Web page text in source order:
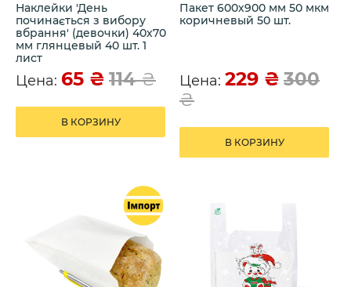
Наклейки 'День
починається з вибору
вбрання' (девочки) 40х70
мм глянцевый 40 шт. 1
лист
Цена: 65 ₴ 114₴
В КОРЗИНУ
Пакет 600х900 мм 50 мкм
коричневый 50 шт.
Цена: 229 ₴ 300
₴
В КОРЗИНУ